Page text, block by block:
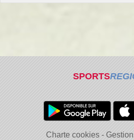
SPORTS
Charte cookies